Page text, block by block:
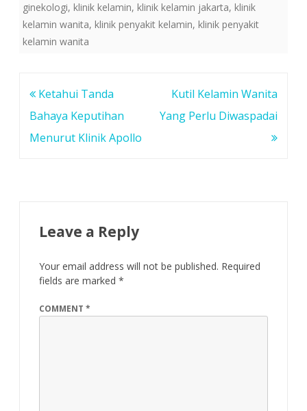
ginekologi, klinik kelamin, klinik kelamin jakarta, klinik
kelamin wanita, klinik penyakit kelamin, klinik penyakit
kelamin wanita
Post
navigation
Ketahui Tanda
Bahaya Keputihan
Menurut Klinik Apollo
Kutil Kelamin Wanita
Yang Perlu Diwaspadai
Leave a Reply
Your email address will not be published. Required
fields are marked *
COMMENT *